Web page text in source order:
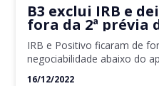
B3 exclui IRB e
fora da 2ª prévia
confira todos
IRB e Positivo ficaram de
negociabilidade abaixo do
16/12/2022